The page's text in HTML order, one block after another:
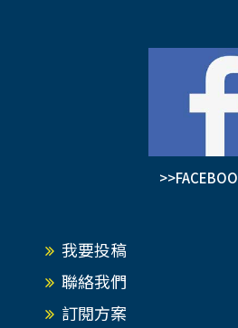
我要投稿
聯絡我們
訂閱方案